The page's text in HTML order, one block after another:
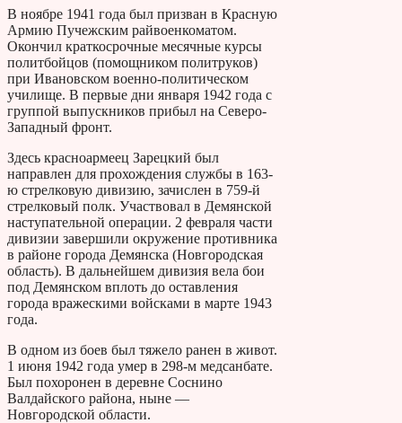
В ноябре 1941 года был призван в Красную
Армию Пучежским райвоенкоматом.
Окончил краткосрочные месячные курсы
политбойцов (помощником политруков)
при Ивановском военно-политическом
училище. В первые дни января 1942 года с
группой выпускников прибыл на Северо-
Западный фронт.
Здесь красноармеец Зарецкий был
направлен для прохождения службы в 163-
ю стрелковую дивизию, зачислен в 759-й
стрелковый полк. Участвовал в Демянской
наступательной операции. 2 февраля части
дивизии завершили окружение противника
в районе города Демянска (Новгородская
область). В дальнейшем дивизия вела бои
под Демянском вплоть до оставления
города вражескими войсками в марте 1943
года.
В одном из боев был тяжело ранен в живот.
1 июня 1942 года умер в 298-м медсанбате.
Был похоронен в деревне Соснино
Валдайского района, ныне —
Новгородской области.